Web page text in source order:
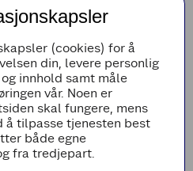
(cookies) for å
din, levere personlig
innhold samt måle
vår. Noen er
skal fungere, mens
å tilpasse tjenesten best
både egne
fra tredjepart.